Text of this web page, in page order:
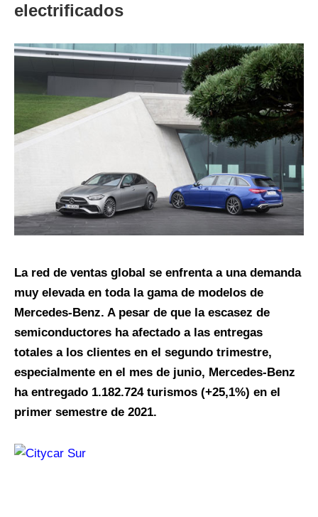
electrificados
La red de ventas global se enfrenta a una demanda
muy elevada en toda la gama de modelos de
Mercedes-Benz. A pesar de que la escasez de
semiconductores ha afectado a las entregas
totales a los clientes en el segundo trimestre,
especialmente en el mes de junio, Mercedes-Benz
ha entregado 1.182.724 turismos (+25,1%) en el
primer semestre de 2021.